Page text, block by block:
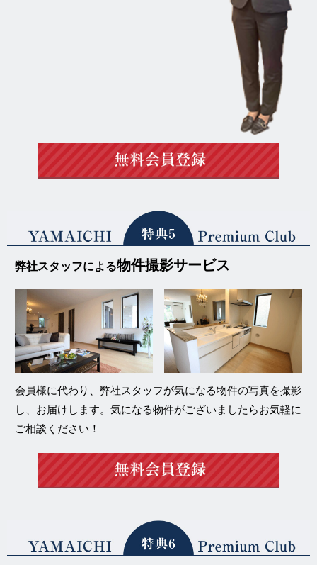
弊社スタッフによる物件撮影サービス
会員様に代わり、弊社スタッフが気になる物件の写真を撮影
し、お届けします。気になる物件がございましたらお気軽に
ご相談ください！